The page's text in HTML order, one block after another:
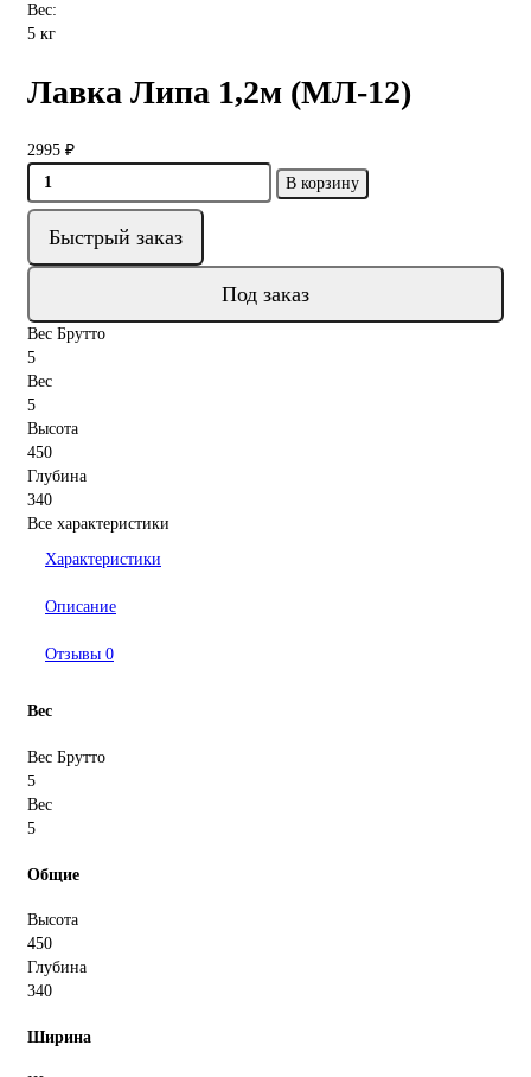
Вес:
5 кг
Лавка Липа 1,2м (МЛ-12)
2995 ₽
В корзину
Быстрый заказ
Под заказ
Вес Брутто
5
Вес
5
Высота
450
Глубина
340
Все характеристики
Характеристики
Описание
Отзывы 0
Вес
Вес Брутто
5
Вес
5
Общие
Высота
450
Глубина
340
Ширина